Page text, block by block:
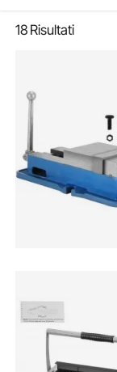
18 Risultati